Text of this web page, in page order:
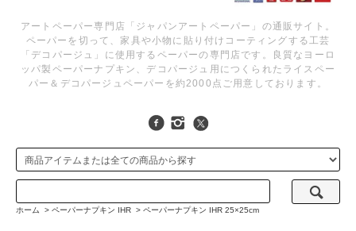
アートペーパー専門店「ジャパンアートペーパー」の通販サイト。
ペーパーを切って、家具や小物に貼り付けコーティングする工芸
「デコパージュ」に使用するペーパーの専門店です。良質なヨーロ
ッパ製ペーパーナプキン、デコパージュ用につくられたライスペー
パー＆デコパージュペーパーを約2000点ご用意しております。
ホーム > ペーパーナプキン IHR > ペーパーナプキン IHR 25×25cm